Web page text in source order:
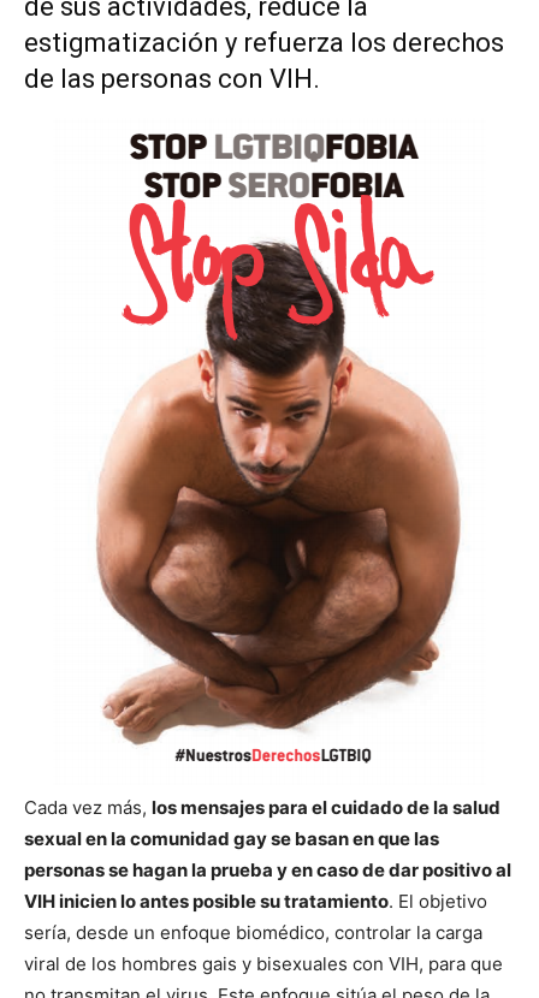
de sus actividades, reduce la
estigmatización y refuerza los derechos
de las personas con VIH.
Cada vez más, los mensajes para el cuidado de la salud
sexual en la comunidad gay se basan en que las
personas se hagan la prueba y en caso de dar positivo al
VIH inicien lo antes posible su tratamiento. El objetivo
sería, desde un enfoque biomédico, controlar la carga
viral de los hombres gais y bisexuales con VIH, para que